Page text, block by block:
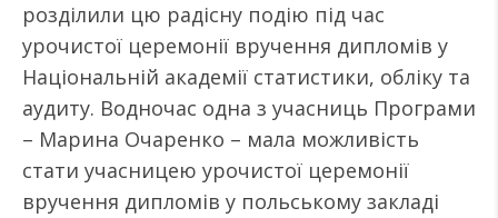
розділили цю радісну подію під час
урочистої церемонії вручення дипломів у
Національній академії статистики, обліку та
аудиту. Водночас одна з учасниць Програми
– Марина Очаренко – мала можливість
стати учасницею урочистої церемонії
вручення дипломів у польському закладі